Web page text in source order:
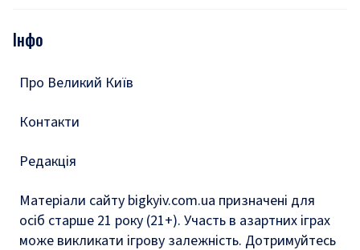
Подкасти
Тести
Інфо
Про Великий Київ
Контакти
Редакція
Матеріали сайту bigkyiv.com.ua призначені для
осіб старше 21 року (21+). Участь в азартних іграх
може викликати ігрову залежність. Дотримуйтесь